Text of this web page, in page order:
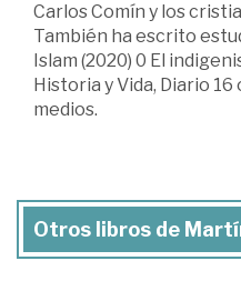
Carlos Comín y los
También ha escrito
Islam (2020) 0 El
Historia y Vida, Diario
medios.
Otros libros de